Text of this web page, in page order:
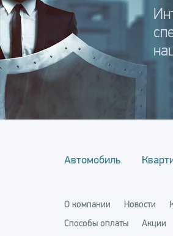
Автомобиль
О компании Новости
Способы оплаты
Акции